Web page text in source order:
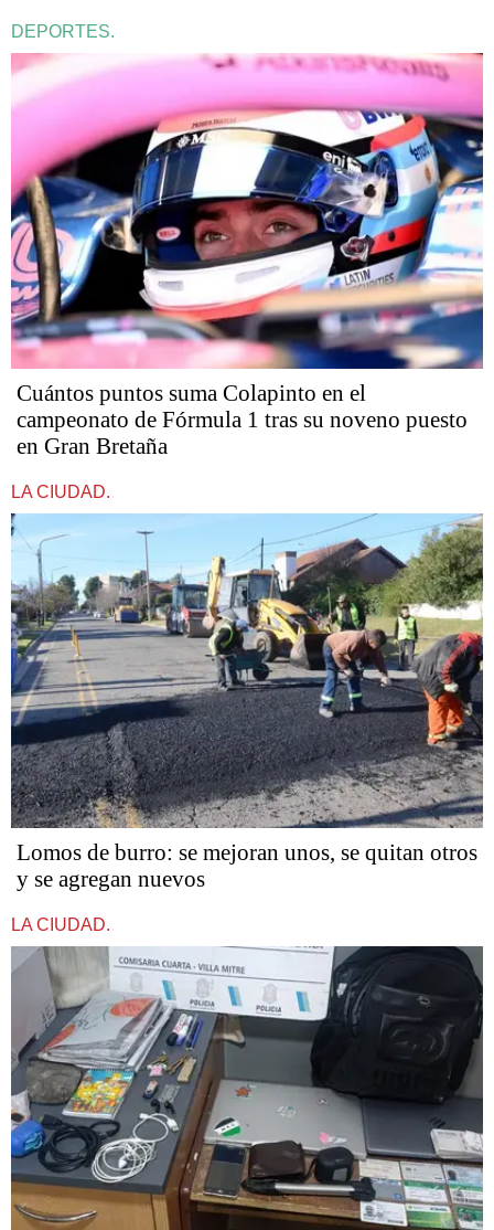
DEPORTES.
Cuántos puntos suma Colapinto en el
campeonato de Fórmula 1 tras su noveno puesto
en Gran Bretaña
LA CIUDAD.
Lomos de burro: se mejoran unos, se quitan otros
y se agregan nuevos
LA CIUDAD.